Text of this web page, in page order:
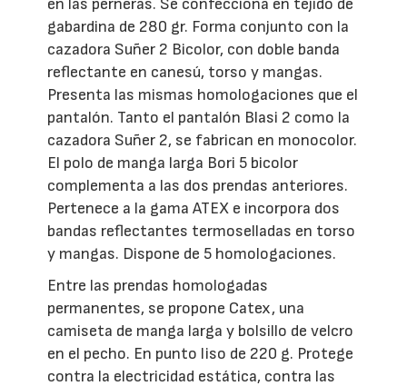
en las perneras. Se confecciona en tejido de
gabardina de 280 gr. Forma conjunto con la
cazadora Suñer 2 Bicolor, con doble banda
reflectante en canesú, torso y mangas.
Presenta las mismas homologaciones que el
pantalón. Tanto el pantalón Blasi 2 como la
cazadora Suñer 2, se fabrican en monocolor.
El polo de manga larga Bori 5 bicolor
complementa a las dos prendas anteriores.
Pertenece a la gama ATEX e incorpora dos
bandas reflectantes termoselladas en torso
y mangas. Dispone de 5 homologaciones.
Entre las prendas homologadas
permanentes, se propone Catex, una
camiseta de manga larga y bolsillo de velcro
en el pecho. En punto liso de 220 g. Protege
contra la electricidad estática, contra las